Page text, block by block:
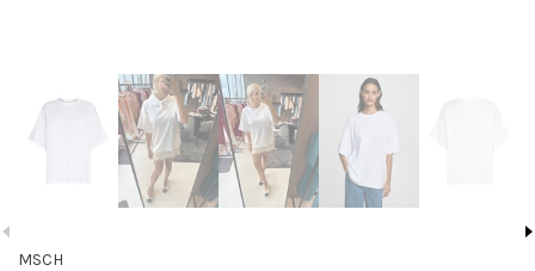
MSCH